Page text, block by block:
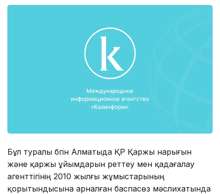
Бұл туралы бүгін Алматыда ҚР Қаржы нарығын
және қаржы ұйымдарын реттеу мен қадағалау
агенттігінің 2010 жылғы жұмыстарының
қорытындысына арналған баспасөз мәслихатында